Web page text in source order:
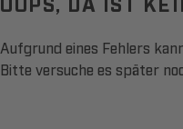
Aufgrund eines Fehlers
Bitte versuche es später